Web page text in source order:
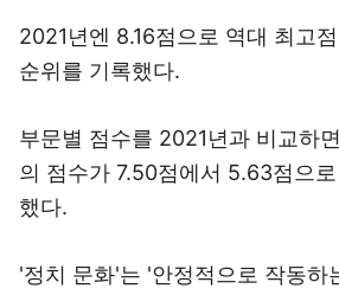
2021년엔 8.16점으로 역대 최고
순위를 기록했다.
부문별 점수를 2021년과 비교하
의 점수가 7.50점에서 5.63점으
했다.
'정치 문화'는 '안정적으로 작동하